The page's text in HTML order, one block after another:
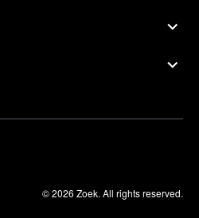
© 2026 Zoek. All rights reserved.